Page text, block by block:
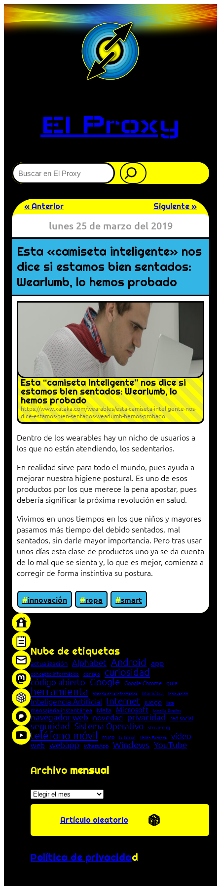
El Proxy
Buscar
« Anterior Siguiente »
lunes 25 de marzo del 2019
Esta «camiseta inteligente» nos
dice si estamos bien sentados:
Wearlumb, lo hemos probado
Esta “camiseta inteligente” nos dice si
estamos bien sentados: Wearlumb, lo
hemos probado
https://www.xataka.com/wearables/esta-camiseta-inteligente-nos-
dice-estamos-bien-sentados-wearlumb-hemos-probado
Dentro de los wearables hay un nicho de usuarios a
los que no están atendiendo, los sedentarios.
En realidad sirve para todo el mundo, pues ayuda a
mejorar nuestra higiene postural. Es uno de esos
productos por los que merece la pena apostar, pues
debería significar la próxima revolución en salud.
Vivimos en unos tiempos en los que niños y mayores
pasamos más tiempo del debido sentados, mal
sentados, sin darle mayor importancia. Pero tras usar
unos días esta clase de productos uno ya se da cuenta
de lo mal que se sienta y, lo que es mejor, comienza a
corregir de forma instintiva su postura.
innovación ropa
smart
Nube de etiquetas
actualización Alphabet Android app
concepto informático consejo curiosidad
código abierto Google Google Chrome guía
herramienta historia de la Informática Informática innovación
Inteligencia Artificial Internet juego lista
mensajería instantánea Meta Microsoft Mozilla Firefox
navegador web novedad privacidad red social
seguridad Sistema Operativo streaming
teléfono móvil truco tutorial Unión Europea vídeo
web webapp WhatsApp Windows YouTube
Archivo mensual
Archivos
Artículo aleatorio
Política de privacidad